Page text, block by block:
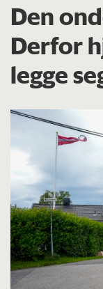
Den
Derfor
legge